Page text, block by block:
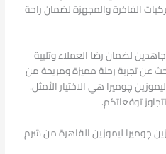
الفاخرة والمجهزة لضمان راحة
لضمان رضا العملاء وتلبية
عن تجربة رحلة مميزة ومريحة من
چوميرا هي الاختيار الأمثل.
توقعاتكم.
چوميرا ليموزين القاهرة من شرم